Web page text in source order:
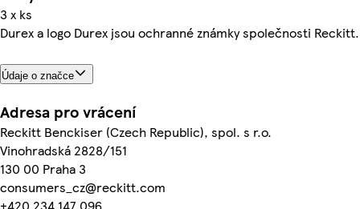
3 x ks
Durex a logo Durex jsou ochranné známky společnosti Reckitt.
Údaje o značce
Adresa pro vrácení
Reckitt Benckiser (Czech Republic), spol. s r.o.
Vinohradská 2828/151
130 00 Praha 3
consumers_cz@reckitt.com